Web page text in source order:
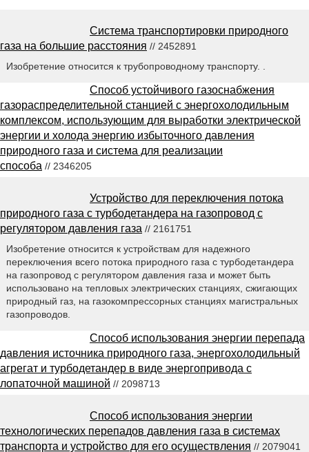
Система транспортировки природного
газа на большие расстояния // 2452891
Изобретение относится к трубопроводному транспорту. .
Способ устойчивого газоснабжения
газораспределительной станцией с энергохолодильным
комплексом, использующим для выработки электрической
энергии и холода энергию избыточного давления
природного газа и система для реализации
способа // 2346205
Устройство для переключения потока
природного газа с турбодетандера на газопровод с
регулятором давления газа // 2161751
Изобретение относится к устройствам для надежного
переключения всего потока природного газа с турбодетандера
на газопровод с регулятором давления газа и может быть
использовано на тепловых электрических станциях, сжигающих
природный газ, на газокомпрессорных станциях магистральных
газопроводов.
Способ использования энергии перепада
давления источника природного газа, энергохолодильный
агрегат и турбодетандер в виде энергопривода с
лопаточной машиной // 2098713
Способ использования энергии
технологических перепадов давления газа в системах
транспорта и устройство для его осуществления // 2079041